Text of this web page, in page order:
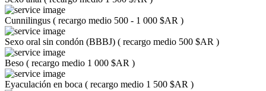
Cunnilingus ( recargo medio 500 - 1 000 $AR )
Sexo oral sin condón (BBBJ) ( recargo medio 500 $AR )
Beso ( recargo medio 1 000 $AR )
Eyaculación en boca ( recargo medio 1 500 $AR )